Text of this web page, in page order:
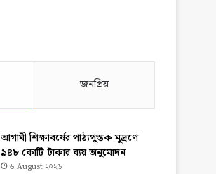
জনপ্রিয়
আগামী শিক্ষাবর্ষের পাঠ্যপুস্তক মুদ্রণে
৯৪৮ কোটি টাকার ব্যয় অনুমোদন
৬ August ২০২৬